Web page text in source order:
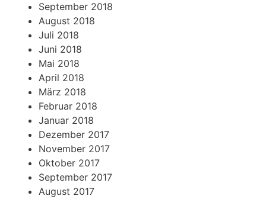
September 2018
August 2018
Juli 2018
Juni 2018
Mai 2018
April 2018
März 2018
Februar 2018
Januar 2018
Dezember 2017
November 2017
Oktober 2017
September 2017
August 2017